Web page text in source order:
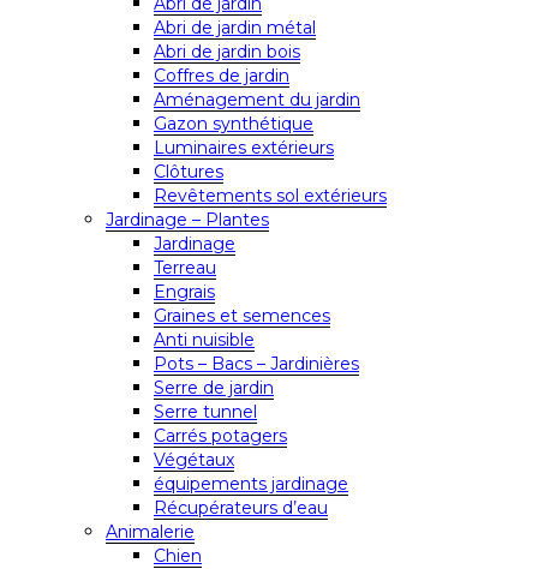
Abri de jardin métal
Abri de jardin bois
Coffres de jardin
Aménagement du jardin
Gazon synthétique
Luminaires extérieurs
Clôtures
Revêtements sol extérieurs
Jardinage – Plantes
Jardinage
Terreau
Engrais
Graines et semences
Anti nuisible
Pots – Bacs – Jardinières
Serre de jardin
Serre tunnel
Carrés potagers
Végétaux
équipements jardinage
Récupérateurs d’eau
Animalerie
Chien